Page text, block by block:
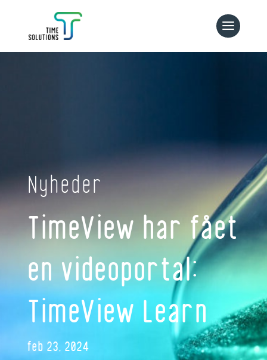
Nyheder
TimeView har fået
en videoportal:
TimeView Learn
feb 23, 2024